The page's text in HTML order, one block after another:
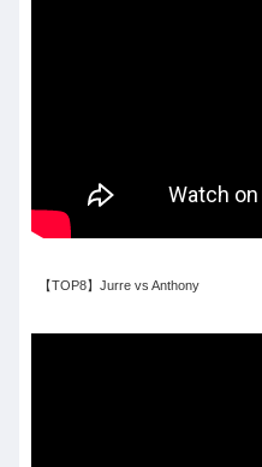
【TOP8】Jurre vs Anthony